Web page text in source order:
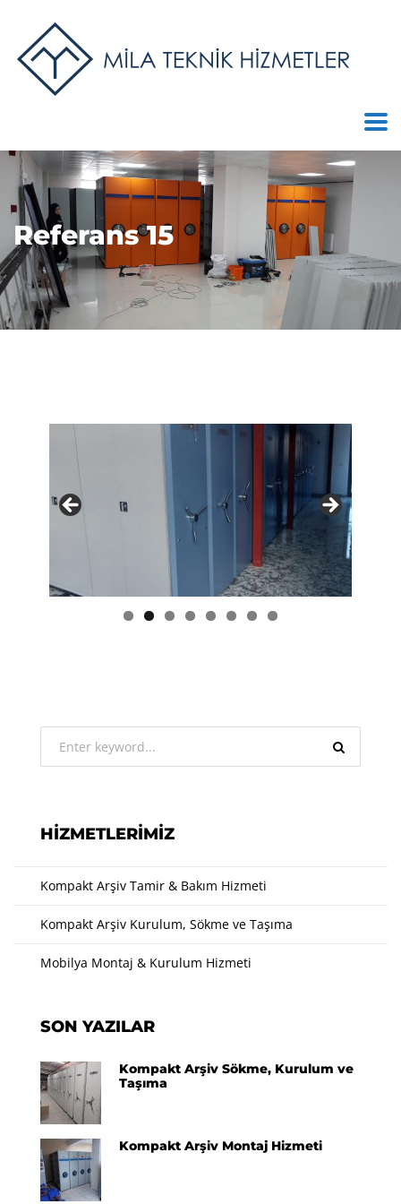
Referans 15
HIZMETLERIMIZ
Kompakt Arşiv Tamir & Bakım Hizmeti
Kompakt Arşiv Kurulum, Sökme ve Taşıma
Mobilya Montaj & Kurulum Hizmeti
SON YAZILAR
Kompakt Arşiv Sökme, Kurulum ve
Taşıma
Kompakt Arşiv Montaj Hizmeti